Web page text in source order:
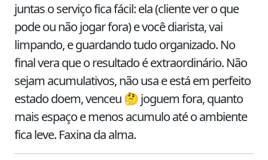
juntas o serviço fica fácil: ela (cliente ver o que
pode ou não jogar fora) e você diarista, vai
limpando, e guardando tudo organizado. No
final vera que o resultado é extraordinário. Não
sejam acumulativos, não usa e está em perfeito
estado doem, venceu 🤔 joguem fora, quanto
mais espaço e menos acumulo até o ambiente
fica leve. Faxina da alma.